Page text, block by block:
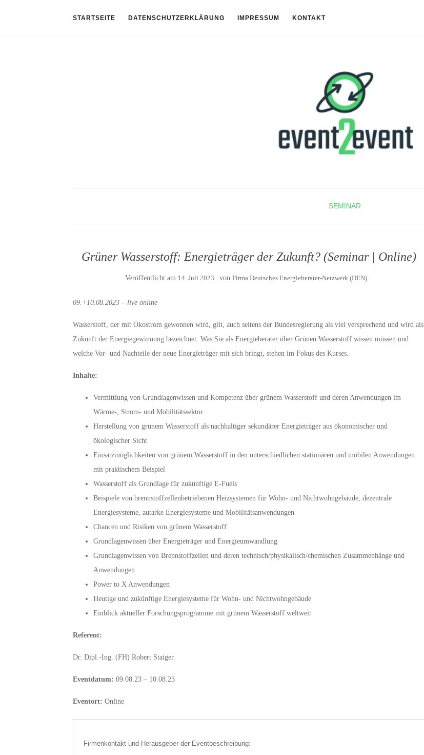
STARTSEITE DATENSCHUTZERKLÄRUNG IMPRESSUM KONTAKT
SEMINAR
Grüner Wasserstoff: Energieträger der Zukunft? (Seminar | Online)
Veröffentlicht am 14. Juli 2023 vonFirma Deutsches Energieberater-Netzwerk (DEN)
09.+10.08.2023 – live online
Wasserstoff, der mit Ökostrom gewonnen wird, gilt, auch seitens der Bundesregierung als viel versprechend und wird als
Zukunft der Energiegewinnung bezeichnet. Was Sie als Energieberater über Grünen Wasserstoff wissen müssen und
welche Vor- und Nachteile der neue Energieträger mit sich bringt, stehen im Fokus des Kurses.
Inhalte:
Vermittlung von Grundlagenwissen und Kompetenz über grünem Wasserstoff und deren Anwendungen im
Wärme-, Strom- und Mobilitätssektor
Herstellung von grünem Wasserstoff als nachhaltiger sekundärer Energieträger aus ökonomischer und
ökologischer Sicht
Einsatzmöglichkeiten von grünem Wasserstoff in den unterschiedlichen stationären und mobilen Anwendungen
mit praktischem Beispiel
Wasserstoff als Grundlage für zukünftige E-Fuels
Beispiele von brennstoffzellenbetriebenen Heizsystemen für Wohn- und Nichtwohngebäude, dezentrale
Energiesysteme, autarke Energiesysteme und Mobilitätsanwendungen
Chancen und Risiken von grünem Wasserstoff
Grundlagenwissen über Energieträger und Energieumwandlung
Grundlagenwissen von Brennstoffzellen und deren technisch/physikalisch/chemischen Zusammenhänge und
Anwendungen
Power to X Anwendungen
Heutige und zukünftige Energiesysteme für Wohn- und Nichtwohngebäude
Einblick aktueller Forschungsprogramme mit grünem Wasserstoff weltweit
Referent:
Dr. Dipl.-Ing. (FH) Robert Staiger
Eventdatum: 09.08.23 – 10.08.23
Eventort: Online
Firmenkontakt und Herausgeber der Eventbeschreibung: